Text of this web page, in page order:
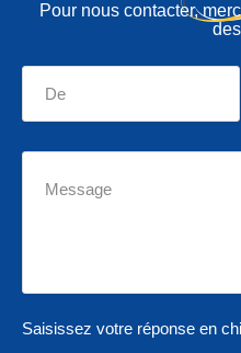
Pour nous contacter,
Saisissez votre réponse en